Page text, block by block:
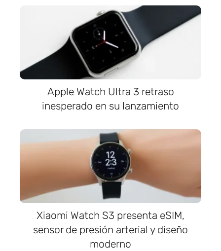
Apple Watch Ultra 3 retraso
inesperado en su lanzamiento
Xiaomi Watch S3 presenta eSIM,
sensor de presión arterial y diseño
moderno